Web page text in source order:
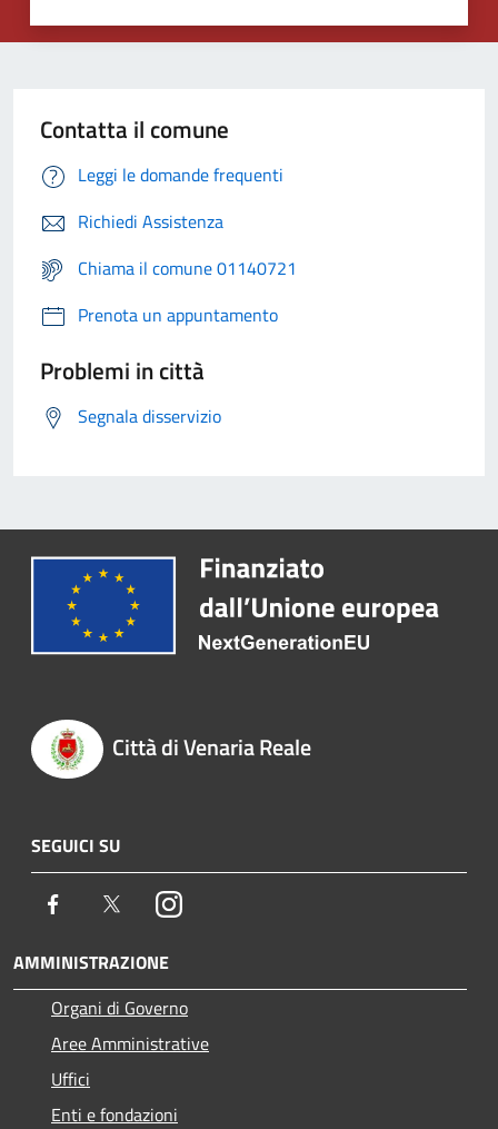
Contatta il comune
Leggi le domande frequenti
Richiedi Assistenza
Chiama il comune 01140721
Prenota un appuntamento
Problemi in città
Segnala disservizio
Città di Venaria Reale
SEGUICI SU
Facebook TwitterInstagram
AMMINISTRAZIONE
Organi di Governo
Aree Amministrative
Uffici
Enti e fondazioni